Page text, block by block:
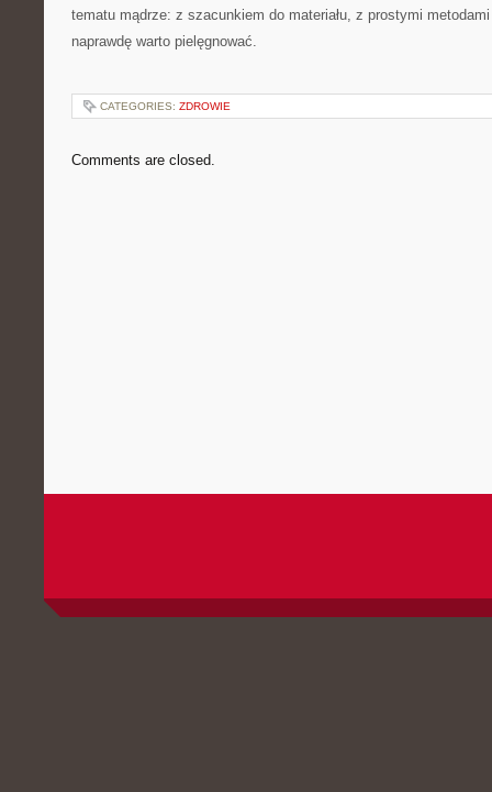
tematu mądrze: z szacunkiem do materiału, z prostymi
naprawdę warto pielęgnować.
CATEGORIES: ZDROWIE
Comments are closed.